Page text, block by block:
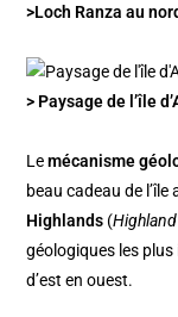
>Loch Ranza au
> Paysage de l’île
Lemécanisme
beau cadeau de l’île
Highlands (
géologiques les
d’est en ouest.